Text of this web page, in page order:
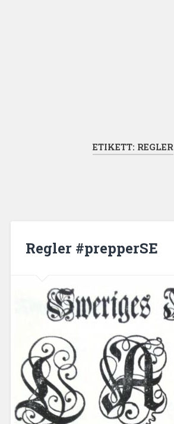
ETIKETT: REGLER
Regler #prepperSE